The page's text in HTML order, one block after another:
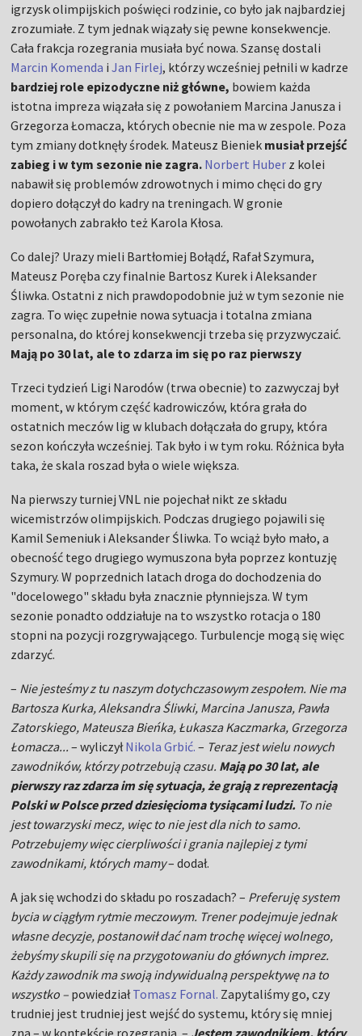
igrzysk olimpijskich poświęci rodzinie, co było jak najbardziej
zrozumiałe. Z tym jednak wiązały się pewne konsekwencje.
Cała frakcja rozegrania musiała być nowa. Szansę dostali
Marcin Komenda iJan Firlej, którzy wcześniej pełnili w kadrze
bardziej role epizodyczne niż główne, bowiem każda
istotna impreza wiązała się z powołaniem Marcina Janusza i
Grzegorza Łomacza, których obecnie nie ma w zespole. Poza
tym zmiany dotknęły środek. Mateusz Bieniek musiał przejść
zabieg i w tym sezonie nie zagra. Norbert Huber z kolei
nabawił się problemów zdrowotnych i mimo chęci do gry
dopiero dołączył do kadry na treningach. W gronie
powołanych zabrakło też Karola Kłosa.
Co dalej? Urazy mieli Bartłomiej Bołądź, Rafał Szymura,
Mateusz Poręba czy finalnie Bartosz Kurek i Aleksander
Śliwka. Ostatni z nich prawdopodobnie już w tym sezonie nie
zagra. To więc zupełnie nowa sytuacja i totalna zmiana
personalna, do której konsekwencji trzeba się przyzwyczaić.
Mają po 30 lat, ale to zdarza im się po raz pierwszy
Trzeci tydzień Ligi Narodów (trwa obecnie) to zazwyczaj był
moment, w którym część kadrowiczów, która grała do
ostatnich meczów lig w klubach dołączała do grupy, która
sezon kończyła wcześniej. Tak było i w tym roku. Różnica była
taka, że skala roszad była o wiele większa.
Na pierwszy turniej VNL nie pojechał nikt ze składu
wicemistrzów olimpijskich. Podczas drugiego pojawili się
Kamil Semeniuk i Aleksander Śliwka. To wciąż było mało, a
obecność tego drugiego wymuszona była poprzez kontuzję
Szymury. W poprzednich latach droga do dochodzenia do
"docelowego" składu była znacznie płynniejsza. W tym
sezonie ponadto oddziałuje na to wszystko rotacja o 180
stopni na pozycji rozgrywającego. Turbulencje mogą się więc
zdarzyć.
– Nie jesteśmy z tu naszym dotychczasowym zespołem. Nie ma
Bartosza Kurka, Aleksandra Śliwki, Marcina Janusza, Pawła
Zatorskiego, Mateusza Bieńka, Łukasza Kaczmarka, Grzegorza
Łomacza...– wyliczyłNikola Grbić. – Teraz jest wielu nowych
zawodników, którzy potrzebują czasu. Mają po 30 lat, ale
pierwszy raz zdarza im się sytuacja, że grają z reprezentacją
Polski w Polsce przed dziesięcioma tysiącami ludzi. To nie
jest towarzyski mecz, więc to nie jest dla nich to samo.
Potrzebujemy więc cierpliwości i grania najlepiej z tymi
zawodnikami, których mamy– dodał.
A jak się wchodzi do składu po roszadach? – Preferuję system
bycia w ciągłym rytmie meczowym. Trener podejmuje jednak
własne decyzje, postanowił dać nam trochę więcej wolnego,
żebyśmy skupili się na przygotowaniu do głównych imprez.
Każdy zawodnik ma swoją indywidualną perspektywę na to
wszystko – powiedziałTomasz Fornal. Zapytaliśmy go, czy
trudniej jest trudniej jest wejść do systemu, który się mniej